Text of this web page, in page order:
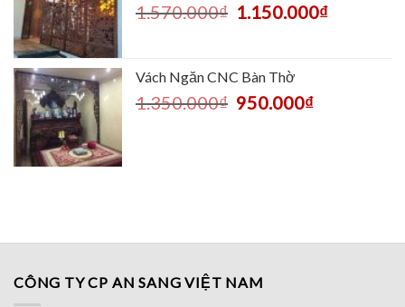
1.570.000₫ 1.150.000₫
Vách Ngăn CNC Bàn Thờ
1.350.000₫ 950.000₫
CÔNG TY CP AN SANG VIỆT NAM